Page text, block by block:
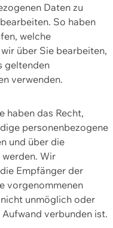
Daten zu
So haben
welche
über Sie bearbeiten,
geltenden
verwenden.
haben das Recht,
personenbezogene
und über die
Wir
Empfänger der
vorgenommenen
unmöglich oder
verbunden ist.